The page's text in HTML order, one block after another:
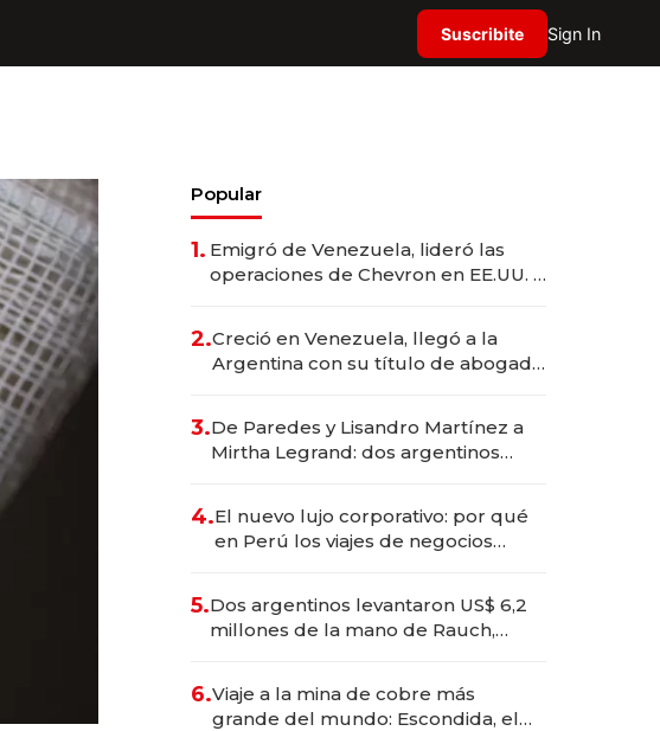
Suscribite Sign In
Popular
1. Emigró de Venezuela, lideró las
operaciones de Chevron en EE.UU. y
2.Creció en Venezuela, llegó a la
Argentina con su título de abogado
marcas "fast premium"
3.De Paredes y Lisandro Martínez a
Mirtha Legrand: dos argentinos
4.El nuevo lujo corporativo: por qué
en Perú los viajes de negocios
transformadoras
5.Dos argentinos levantaron US$ 6,2
millones de la mano de Rauch,
6.Viaje a la mina de cobre más
grande del mundo: Escondida, el